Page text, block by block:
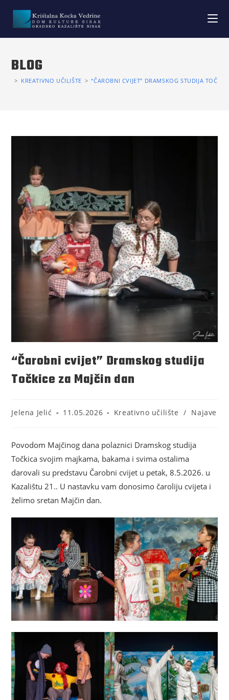
BLOG
> KREATIVNO UČILIŠTE > “ČAROBNI CVIJET” DRAMSKOG STUDIJA
“Čarobni cvijet” Dramskog studija
Točkice za Majčin dan
Jelena Jelić 11.05.2026 Kreativno učilište / Najave
Povodom Majčinog dana polaznici Dramskog studija
Točkica svojim majkama, bakama i svima ostalima
darovali su predstavu Čarobni cvijet u petak, 8.5.2026. u
Kazalištu 21.. U nastavku vam donosimo čaroliju cvijeta i
želimo sretan Majčin dan.